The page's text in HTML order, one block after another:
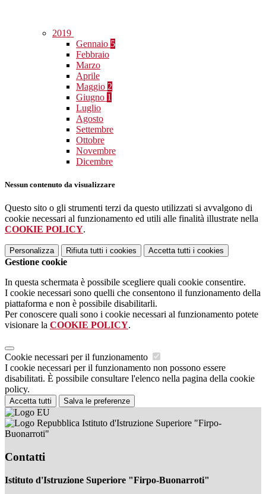
2019
Gennaio 5
Febbraio
Marzo
Aprile
Maggio 2
Giugno 1
Luglio
Agosto
Settembre
Ottobre
Novembre
Dicembre
Nessun contenuto da visualizzare
Questo sito o gli strumenti terzi da questo utilizzati si avvalgono di
cookie necessari al funzionamento ed utili alle finalità illustrate nella
COOKIE POLICY.
Personalizza Rifiuta tutti i cookies Accetta tutti i cookies
Gestione cookie
In questa schermata è possibile scegliere quali cookie consentire.
I cookie necessari sono quelli che consentono il funzionamento della
piattaforma e non è possibile disabilitarli.
Per conoscere quali sono i cookie necessari al funzionamento potete
visionare la COOKIE POLICY.
Cookie necessari per il funzionamento
I cookie necessari per il funzionamento non possono essere
disabilitati. È possibile consultare l'elenco nella pagina della cookie
policy.
Accetta tutti Salva le preferenze
Istituto d'Istruzione Superiore "Firpo-
Buonarroti"
Contatti
Istituto d'Istruzione Superiore "Firpo-Buonarroti"